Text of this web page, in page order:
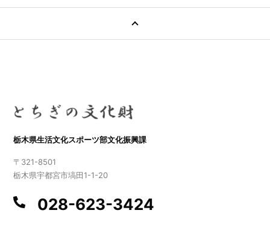
栃木県生活文化スポーツ部文化振興課
〒321-8501
栃木県宇都宮市塙田1-1-20
028-623-3424